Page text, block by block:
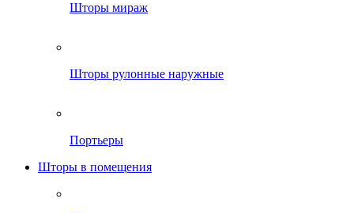
Шторы мираж
Шторы рулонные наружные
Портьеры
Шторы в помещения